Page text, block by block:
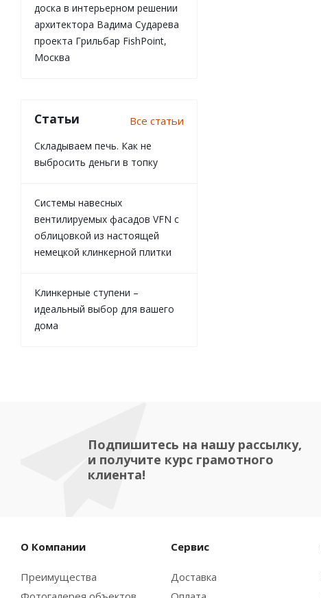
доска в интерьерном решении
архитектора Вадима Сударева
проекта Грильбар FishPoint,
Москва
Статьи Все статьи
Складываем печь. Как не
выбросить деньги в топку
Системы навесных
вентилируемых фасадов VFN с
облицовкой из настоящей
немецкой клинкерной плитки
Клинкерные ступени –
идеальный выбор для вашего
дома
Подпишитесь на нашу рассылку,
и получите курс грамотного
клиента!
О Компании
Преимущества
Сервис
Доставка